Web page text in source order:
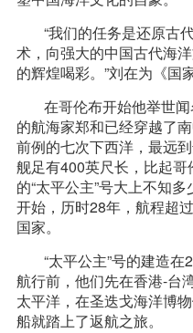
“我们的任务是还原古
术，向强大的中国古代海
的辉煌喝彩。”刘在为《国
在哥伦布开始他举世
的航海家郑和已经穿越了
前例的七次下西洋，最远
舰足有400英尺长，比起
的“太平公主”号大上不知
开始，历时28年，航程超
国家。
“太平公主”号的建造
航行前，他们先在香港-台
太平洋，在圣迭戈海洋博
船就踏上了返航之旅。